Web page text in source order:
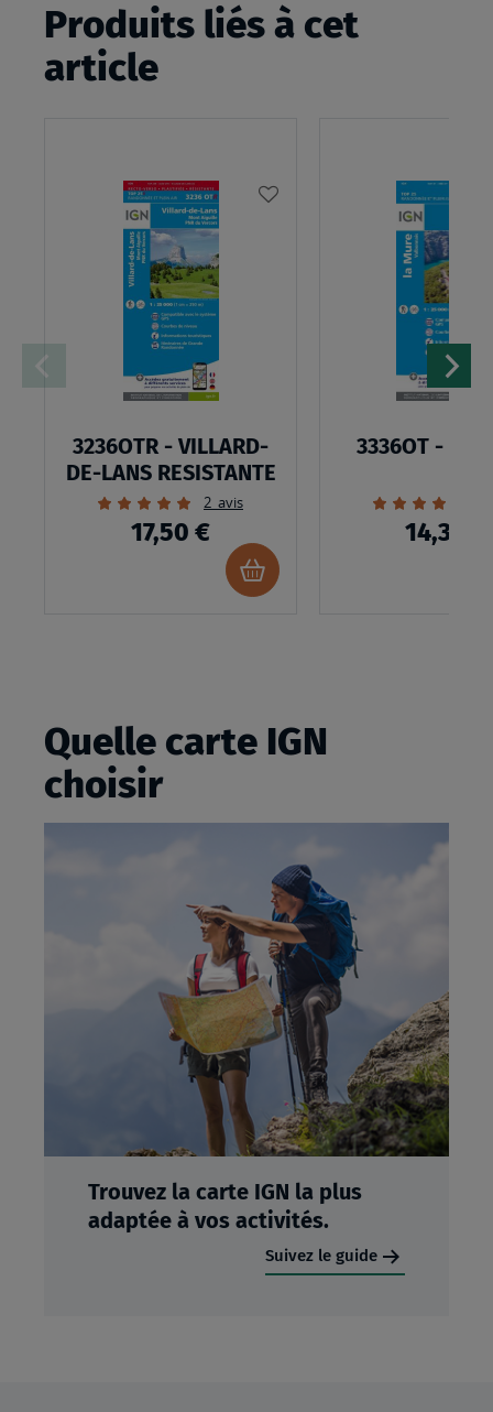
Produits liés à cet
article
3236OTR - VILLARD-
DE-LANS RESISTANTE
Évaluation:
100%
2 avis
17,50 €
Ajouter
au
3336OT - LA
Évaluation:
14,30 €
Quelle carte IGN
choisir
Trouvez la carte IGN la plus
adaptée à vos activités.
Suivez le guide